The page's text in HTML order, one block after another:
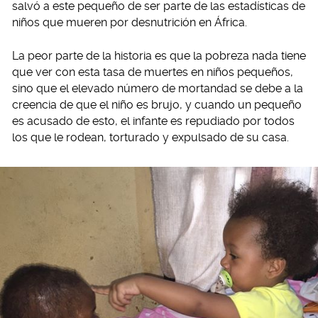
salvó a este pequeño de ser parte de las estadísticas de
niños que mueren por desnutrición en África.
La peor parte de la historia es que la pobreza nada tiene
que ver con esta tasa de muertes en niños pequeños,
sino que el elevado número de mortandad se debe a la
creencia de que el niño es brujo, y cuando un pequeño
es acusado de esto, el infante es repudiado por todos
los que le rodean, torturado y expulsado de su casa.